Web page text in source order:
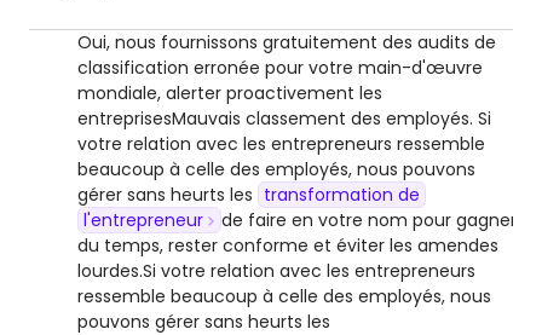
Oui, nous fournissons gratuitement des audits de
classification erronée pour votre main-d'œuvre
mondiale, alerter proactivement les
entreprisesMauvais classement des employés. Si
votre relation avec les entrepreneurs ressemble
beaucoup à celle des employés, nous pouvons
gérer sans heurts les transformation de
l'entrepreneur
de faire en votre nom pour gagner
du temps, rester conforme et éviter les amendes
lourdes.Si votre relation avec les entrepreneurs
ressemble beaucoup à celle des employés, nous
pouvons gérer sans heurts les